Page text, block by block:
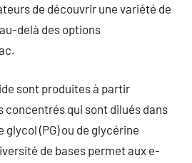
de découvrir une variété de
delà des options
sont produites à partir
concentrés qui sont dilués dans
glycol (PG) ou de glycérine
de bases permet aux e-